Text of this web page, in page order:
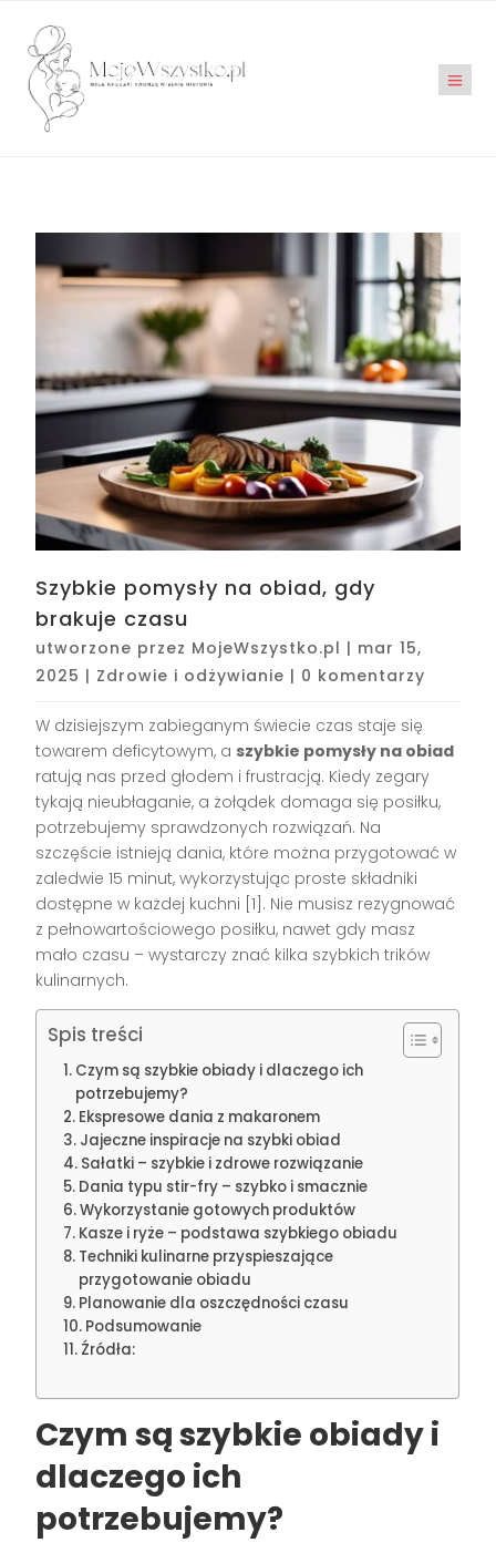
Szybkie pomysły na obiad, gdy
brakuje czasu
utworzone przez MojeWszystko.pl | mar 15,
2025 | Zdrowie i odżywianie | 0 komentarzy
W dzisiejszym zabieganym świecie czas staje się
towarem deficytowym, a szybkie pomysły na obiad
ratują nas przed głodem i frustracją. Kiedy zegary
tykają nieubłaganie, a żołądek domaga się posiłku,
potrzebujemy sprawdzonych rozwiązań. Na
szczęście istnieją dania, które można przygotować w
zaledwie 15 minut, wykorzystując proste składniki
dostępne w każdej kuchni [1]. Nie musisz rezygnować
z pełnowartościowego posiłku, nawet gdy masz
mało czasu – wystarczy znać kilka szybkich trików
kulinarnych.
Spis treści
Czym są szybkie obiady i dlaczego ich
potrzebujemy?
Ekspresowe dania z makaronem
Jajeczne inspiracje na szybki obiad
Sałatki – szybkie i zdrowe rozwiązanie
Dania typu stir-fry – szybko i smacznie
Wykorzystanie gotowych produktów
Kasze i ryże – podstawa szybkiego obiadu
Techniki kulinarne przyspieszające
przygotowanie obiadu
Planowanie dla oszczędności czasu
Podsumowanie
Źródła:
Czym są szybkie obiady i
dlaczego ich
potrzebujemy?